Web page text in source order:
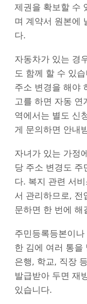
제권을 확보할 수
며 계약서 원본에
다.
자동차가 있는 경
도 함께 할 수 있
주소 변경을 해야
고를 하면 자동
역에서는 별도 신
게 문의하면 안내
자녀가 있는 가정
당 주소 변경도 주
다. 복지 관련 서
서 관리하므로, 전
문하면 한 번에 해
주민등록등본이
한 김에 여러 통을
은행, 학교, 직장
발급받아 두면 재
있습니다.